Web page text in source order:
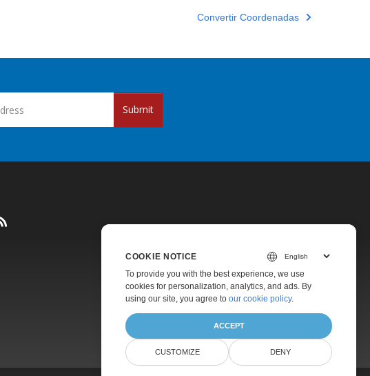
Convertir Coordenadas
Submit
Pricing
Paid Support
About
COOKIE NOTICE
To provide you with the best experience, we use
cookies for personalization, analytics, and ads. By
using our site, you agree to our cookie policy.
ACCEPT
CUSTOMIZE DENY